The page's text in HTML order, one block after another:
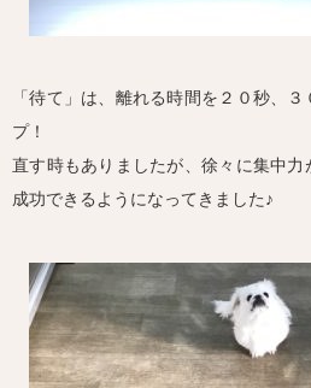
「待て」は、離れる時間を２０秒、
プ！
直す時もありましたが、徐々に集中
成功できるようになってきました♪